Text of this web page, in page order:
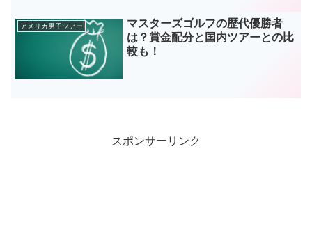
アメリカ男子ツアー
マスターズゴルフの歴代優勝者
は？賞金配分と国内ツアーとの比
較も！
スポンサーリンク